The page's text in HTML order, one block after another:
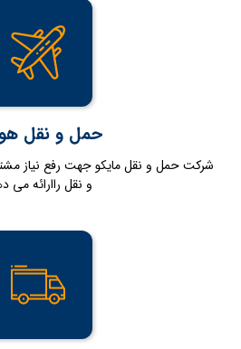
حمل و نقل
شرکت حمل و نقل مایکو جهت رفع نیاز
و نقل راارائه می